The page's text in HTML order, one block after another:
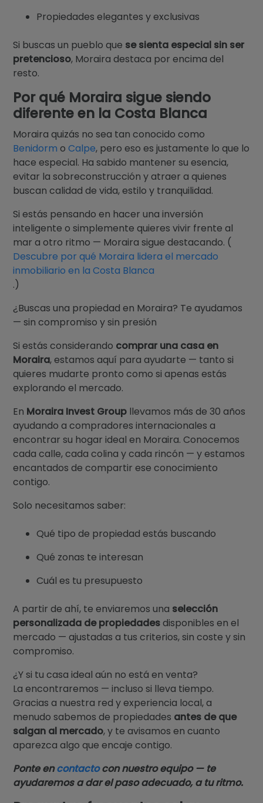
Propiedades elegantes y exclusivas
Si buscas un pueblo que se sienta especial sin ser
pretencioso, Moraira destaca por encima del
resto.
Por qué Moraira sigue siendo
diferente en la Costa Blanca
Moraira quizás no sea tan conocido como
Benidorm oCalpe, pero eso es justamente lo que lo
hace especial. Ha sabido mantener su esencia,
evitar la sobreconstrucción y atraer a quienes
buscan calidad de vida, estilo y tranquilidad.
Si estás pensando en hacer una inversión
inteligente o simplemente quieres vivir frente al
mar a otro ritmo — Moraira sigue destacando. (
Descubre por qué Moraira lidera el mercado
inmobiliario en la Costa Blanca
.)
¿Buscas una propiedad en Moraira? Te ayudamos
— sin compromiso y sin presión
Si estás considerando comprar una casa en
Moraira, estamos aquí para ayudarte — tanto si
quieres mudarte pronto como si apenas estás
explorando el mercado.
En Moraira Invest Group llevamos más de 30 años
ayudando a compradores internacionales a
encontrar su hogar ideal en Moraira. Conocemos
cada calle, cada colina y cada rincón — y estamos
encantados de compartir ese conocimiento
contigo.
Solo necesitamos saber:
Qué tipo de propiedad estás buscando
Qué zonas te interesan
Cuál es tu presupuesto
A partir de ahí, te enviaremos una selección
personalizada de propiedadesdisponibles en el
mercado — ajustadas a tus criterios, sin coste y sin
compromiso.
¿Y si tu casa ideal aún no está en venta?
La encontraremos — incluso si lleva tiempo.
Gracias a nuestra red y experiencia local, a
menudo sabemos de propiedades antes de que
salgan al mercado, y te avisamos en cuanto
aparezca algo que encaje contigo.
Ponte encontactocon nuestro equipo — te
ayudaremos a dar el paso adecuado, a tu ritmo.